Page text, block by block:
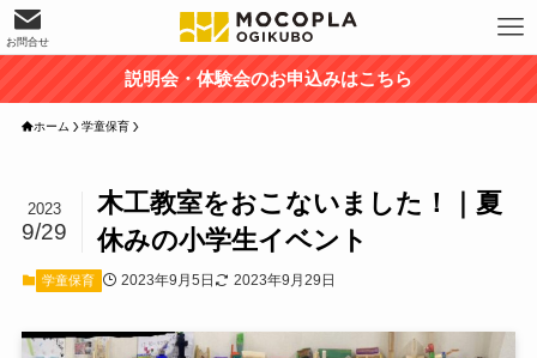
お問合せ
説明会・体験会のお申込みはこちら
ホーム 学童保育
木工教室をおこないました！｜夏
休みの小学生イベント
2023
9/29
学童保育 2023年9月5日 2023年9月29日